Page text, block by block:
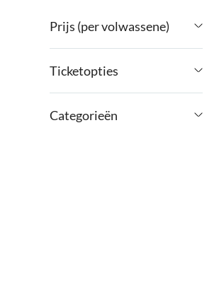
Prijs (per volwassene)
Min. € Max. €
Ticketopties
Categorieën